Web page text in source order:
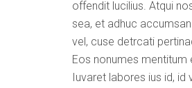
offendit lucilius. Atqui
sea, et adhuc
vel, cuse detrcati
Eos nonumes mentitum
Iuvaret labores ius id, id